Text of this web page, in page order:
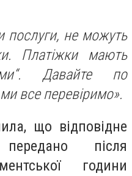
послуги, не можуть
Платіжки мають
Давайте по
все перевіримо».
що відповідне
після
години